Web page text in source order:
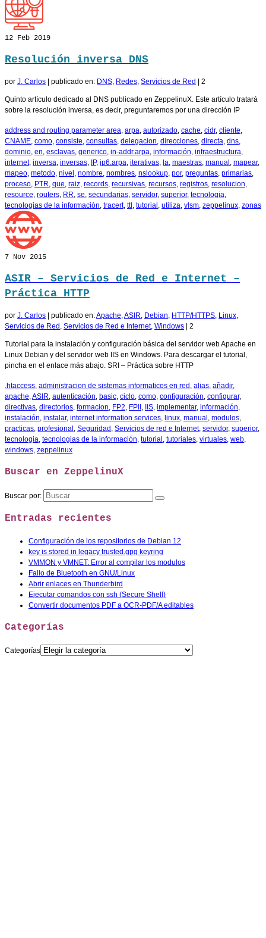
12 Feb 2019
Resolución inversa DNS
por J. Carlos publicado en: DNS, Redes, Servicios de Red 2
Quinto artículo dedicado al DNS publicado en ZeppelinuX. Este artículo tratará
sobre la resolución inversa, es decir, preguntaremos por una dirección IP
address and routing parameter area, arpa, autorizado, cache, cidr, cliente,
CNAME, como, consiste, consultas, delegacion, direcciones, directa, dns,
dominio, en, esclavas, generico, in-addr.arpa, información, infraestructura,
internet, inversa, inversas, IP, ip6.arpa, iterativas, la, maestras, manual , mapear,
mapeo, metodo, nivel , nombre, nombres, nslookup, por, preguntas, primarias,
proceso, PTR, que, raiz, records, recursivas, recursos, registros, resolucion,
resource, routers, RR, se, secundarias, servidor, superior, tecnologia,
tecnologias de la información, tracert, ttl , tutorial , utiliza, vlsm, zeppelinux, zonas
7 Nov 2015
ASIR – Servicios de Red e Internet –
Práctica HTTP
por J. Carlos | publicado en:Apache ASIR Debian HTTP/HTTPS Linux
Servicios de Red Servicios de Red e Internet, Windows | 2
Tutorial para la instalación y configuración básica del servidor web Apache en
Linux Debian y del servidor web IIS en Windows. Para descargar el tutorial,
pincha en el enlace más abajo. SRI – Práctica sobre HTTP
.htaccess administracion de sistemas informaticos en red alias añadir,
apache ASIR autenticación basic ciclo como configuración configurar,
directivas directorios formacion FP2 FPII IIS implementar, información
instalación instalar, internet information services linux manual modulos
practicas profesional Seguridad Servicios de red e Internet, servidor, superior,
tecnologia tecnologias de la información tutorial tutoriales virtuales web
windows zeppelinux
Buscar en ZeppelinuX
Buscar por:
Entradas recientes
Configuración de los repositorios de Debian 12
key is stored in legacy trusted.gpg keyring
VMMON y VMNET: Error al compilar los modulos
Fallo de Bluetooth en GNU/Linux
Abrir enlaces en Thunderbird
Ejecutar comandos con ssh (Secure Shell)
Convertir documentos PDF a OCR-PDF/A editables
Categorías
Categorías